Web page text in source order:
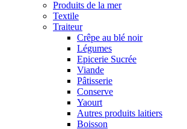
Produits de la mer
Textile
Traiteur
Crêpe au blé noir
Légumes
Epicerie Sucrée
Viande
Pâtisserie
Conserve
Yaourt
Autres produits laitiers
Boisson